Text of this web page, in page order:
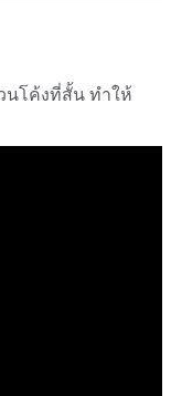
นโค้งที่สั้น ทำให้